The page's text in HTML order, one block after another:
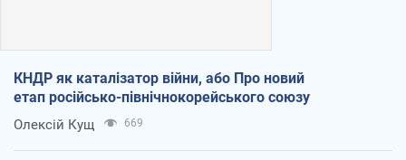
КНДР як каталізатор війни, або Про новий
етап російсько-північнокорейського союзу
Олексій Кущ 669